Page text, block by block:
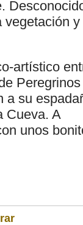
vegetación y
artístico
Peregrinos
a su
Cueva. A
unos